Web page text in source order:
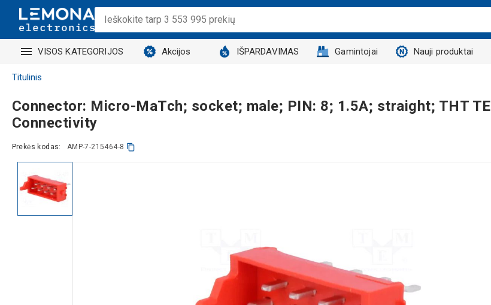
VISOS KATEGORIJOS Akcijos IŠPARDAVIMAS Gamintojai Nauji produktai
Titulinis
Connector: Micro-MaTch; socket; male; PIN: 8; 1.5A; straight; THT TE
Connectivity
Prekės kodas: AMP-7-215464-8